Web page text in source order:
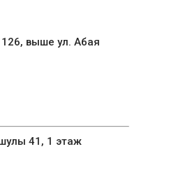
выше ул. Абая
41, 1 этаж